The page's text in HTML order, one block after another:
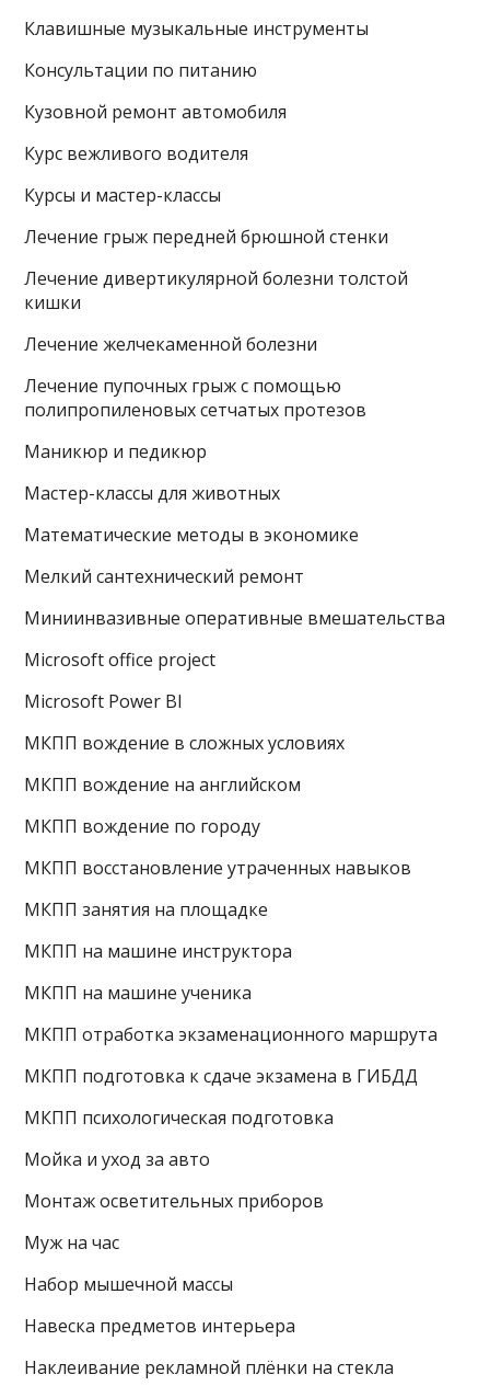
Клавишные музыкальные инструменты
Консультации по питанию
Кузовной ремонт автомобиля
Курс вежливого водителя
Курсы и мастер-классы
Лечение грыж передней брюшной стенки
Лечение дивертикулярной болезни толстой
кишки
Лечение желчекаменной болезни
Лечение пупочных грыж с помощью
полипропиленовых сетчатых протезов
Маникюр и педикюр
Мастер-классы для животных
Математические методы в экономике
Мелкий сантехнический ремонт
Миниинвазивные оперативные вмешательства
Microsoft office project
Microsoft Power BI
МКПП вождение в сложных условиях
МКПП вождение на английском
МКПП вождение по городу
МКПП восстановление утраченных навыков
МКПП занятия на площадке
МКПП на машине инструктора
МКПП на машине ученика
МКПП отработка экзаменационного маршрута
МКПП подготовка к сдаче экзамена в ГИБДД
МКПП психологическая подготовка
Мойка и уход за авто
Монтаж осветительных приборов
Муж на час
Набор мышечной массы
Навеска предметов интерьера
Наклеивание рекламной плёнки на стекла